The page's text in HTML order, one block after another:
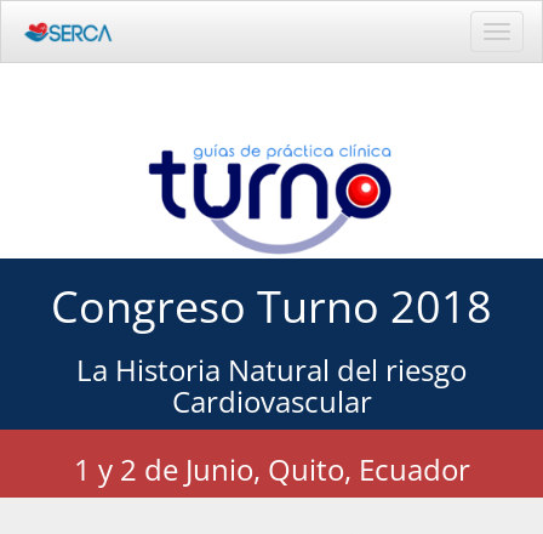
Congreso Turno 2018
La Historia Natural del riesgo
Cardiovascular
1 y 2 de Junio, Quito, Ecuador